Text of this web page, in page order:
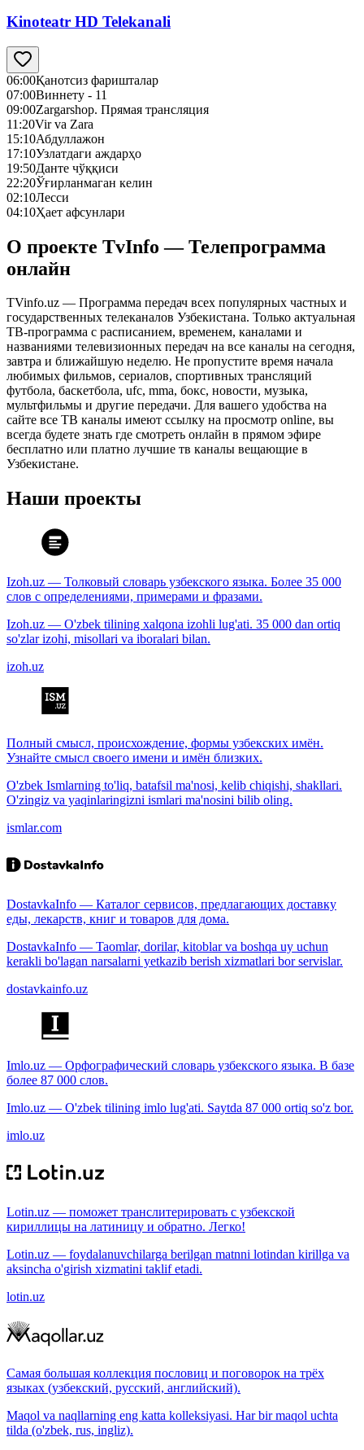
Kinoteatr HD Telekanali
06:00Қанотсиз фаришталар
07:00Виннету - 11
09:00Zargarshop. Прямая трансляция
11:20Vir va Zara
15:10Абдуллажон
17:10Узлатдаги аждарҳо
19:50Данте чўққиси
22:20Ўғирланмаган келин
02:10Лесси
04:10Ҳает афсунлари
О проекте TvInfo — Телепрограмма
онлайн
TVinfo.uz — Программа передач всех популярных частных и
государственных телеканалов Узбекистана. Только актуальная
ТВ-программа с расписанием, временем, каналами и
названиями телевизионных передач на все каналы на сегодня,
завтра и ближайшую неделю. Не пропустите время начала
любимых фильмов, сериалов, спортивных трансляций
футбола, баскетбола, ufc, mma, бокс, новости, музыка,
мультфильмы и другие передачи. Для вашего удобства на
сайте все ТВ каналы имеют ссылку на просмотр online, вы
всегда будете знать где смотреть онлайн в прямом эфире
бесплатно или платно лучшие тв каналы вещающие в
Узбекистане.
Наши проекты
Izoh.uz — Толковый словарь узбекского языка. Более 35 000
слов с определениями, примерами и фразами.
Izoh.uz — O'zbek tilining xalqona izohli lug'ati. 35 000 dan ortiq
so'zlar izohi, misollari va iboralari bilan.
izoh.uz
Полный смысл, происхождение, формы узбекских имён.
Узнайте смысл своего имени и имён близких.
O'zbek Ismlarning to'liq, batafsil ma'nosi, kelib chiqishi, shakllari.
O'zingiz va yaqinlaringizni ismlari ma'nosini bilib oling.
ismlar.com
DostavkaInfo — Каталог сервисов, предлагающих доставку
еды, лекарств, книг и товаров для дома.
DostavkaInfo — Taomlar, dorilar, kitoblar va boshqa uy uchun
kerakli bo'lagan narsalarni yetkazib berish xizmatlari bor servislar.
dostavkainfo.uz
Imlo.uz — Орфографический словарь узбекского языка. В базе
более 87 000 слов.
Imlo.uz — O'zbek tilining imlo lug'ati. Saytda 87 000 ortiq so'z bor.
imlo.uz
Lotin.uz — поможет транслитерировать с узбекской
кириллицы на латиницу и обратно. Легко!
Lotin.uz — foydalanuvchilarga berilgan matnni lotindan kirillga va
aksincha o'girish xizmatini taklif etadi.
lotin.uz
Самая большая коллекция пословиц и поговорок на трёх
языках (узбекский, русский, английский).
Maqol va naqllarning eng katta kolleksiyasi. Har bir maqol uchta
tilda (o'zbek, rus, ingliz).